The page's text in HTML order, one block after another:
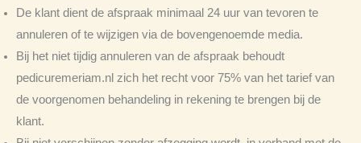
De klant dient de afspraak minimaal 24 uur van tevoren te
annuleren of te wijzigen via de bovengenoemde media.
Bij het niet tijdig annuleren van de afspraak behoudt
pedicuremeriam.nl zich het recht voor 75% van het tarief van
de voorgenomen behandeling in rekening te brengen bij de
klant.